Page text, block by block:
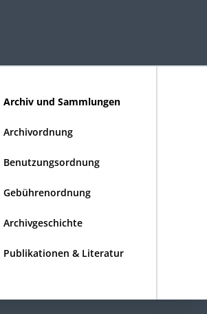
Archiv und Sammlungen
Archivordnung
Benutzungsordnung
Gebührenordnung
Archivgeschichte
Publikationen & Literatur